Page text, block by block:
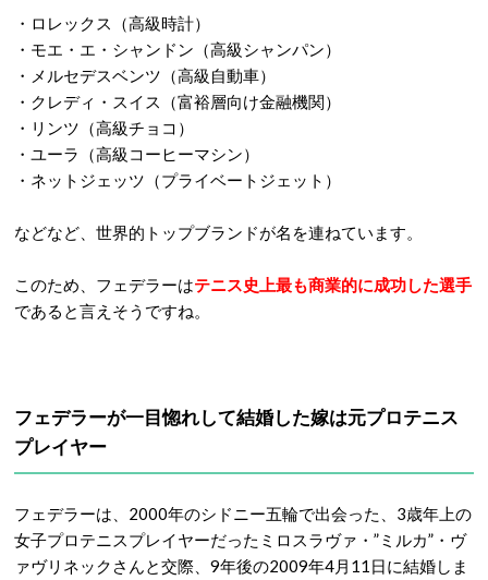
・ロレックス（高級時計）
・モエ・エ・シャンドン（高級シャンパン）
・メルセデスベンツ（高級自動車）
・クレディ・スイス（富裕層向け金融機関）
・リンツ（高級チョコ）
・ユーラ（高級コーヒーマシン）
・ネットジェッツ（プライベートジェット）
などなど、世界的トップブランドが名を連ねています。
このため、フェデラーはテニス史上最も商業的に成功した選手
であると言えそうですね。
フェデラーが一目惚れして結婚した嫁は元プロテニス
プレイヤー
フェデラーは、2000年のシドニー五輪で出会った、3歳年上の
女子プロテニスプレイヤーだったミロスラヴァ・”ミルカ”・ヴ
ァヴリネックさんと交際、9年後の2009年4月11日に結婚しま